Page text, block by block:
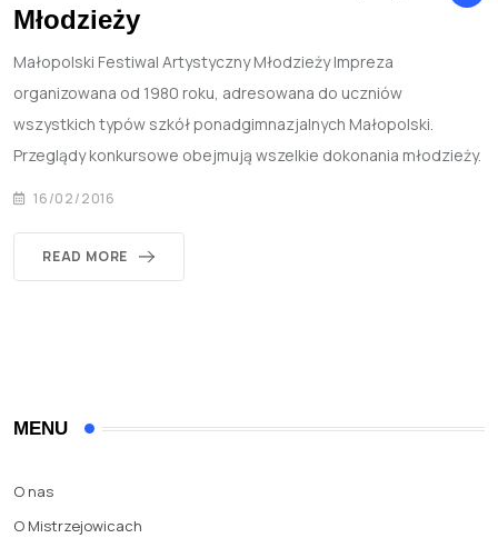
Młodzieży
Małopolski Festiwal Artystyczny Młodzieży Impreza
organizowana od 1980 roku, adresowana do uczniów
wszystkich typów szkół ponadgimnazjalnych Małopolski.
Przeglądy konkursowe obejmują wszelkie dokonania młodzieży.
16/02/2016
READ MORE
MENU
O nas
O Mistrzejowicach